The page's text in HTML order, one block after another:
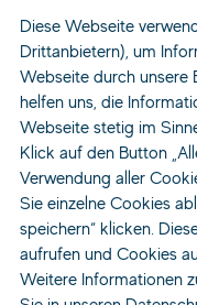
Diese Webseite
Drittanbietern), um
Webseite durch unsere
helfen uns, die
Webseite stetig im
Klick auf den Button
Verwendung aller
Sie einzelne Cookies
speichern“ klicken.
aufrufen und Cookies
Weitere Informationen